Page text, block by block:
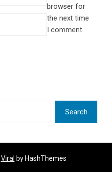
browser for
the next time
I comment.
Search
Viral by HashThemes